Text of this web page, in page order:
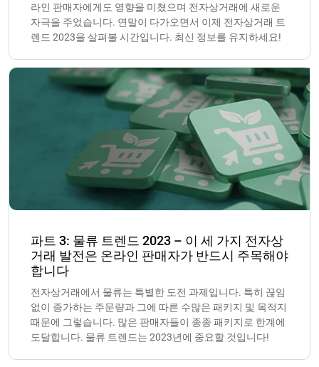
라인 판매자에게도 영향을 미쳤으며 전자상거래에 새로운
자극을 주었습니다. 연말이 다가오면서 이제 전자상거래 트
렌드 2023을 살펴볼 시간입니다. 최신 정보를 유지하세요!
파트 3: 물류 트렌드 2023 – 이 세 가지 전자상
거래 발전은 온라인 판매자가 반드시 주목해야
합니다
전자상거래에서 물류는 특별한 도전 과제입니다. 특히 끊임
없이 증가하는 주문량과 그에 따른 수많은 패키지 및 목적지
때문에 그렇습니다. 많은 판매자들이 종종 패키지로 한계에
도달합니다. 물류 트렌드는 2023년에 중요할 것입니다!